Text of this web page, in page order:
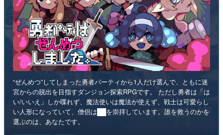
“ぜんめつ”してしまった勇者パーティから1人だけ選んで、ともに迷
宮からの脱出を目指すダンジョン探索RPGです。 ただし勇者は「は
い/いいえ」しか喋れず、魔法使いは魔法が使えず、戦士は可愛らし
い人形になっていて、僧侶は██を崇拝しています。誰を救うのかを
選ぶのは、あなたです。